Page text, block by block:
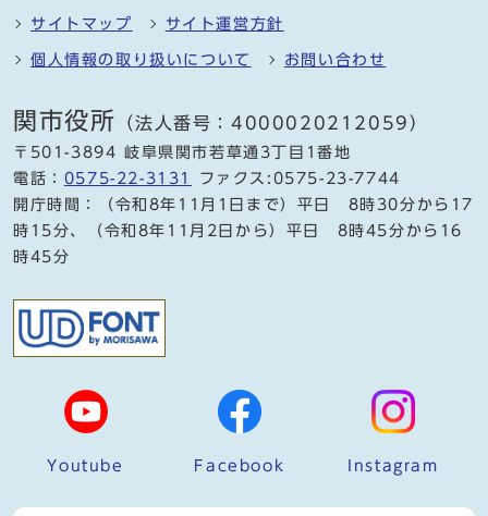
サイトマップ サイト運営方針
個人情報の取り扱いについて お問い合わせ
関市役所 （法人番号：4000020212059）
〒501-3894 岐阜県関市若草通3丁目1番地
電話： 0575-22-3131
ファクス:0575-23-7744
開庁時間：（令和8年11月1日まで）平日 8時30分から17
時15分、（令和8年11月2日から）平日 8時45分から16
時45分
Youtube Facebook Instagram